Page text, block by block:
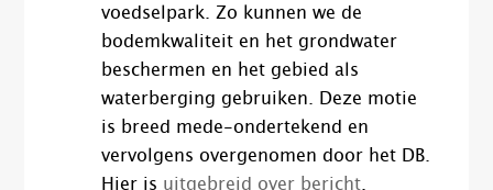
voedselpark. Zo kunnen we de
bodemkwaliteit en het grondwater
beschermen en het gebied als
waterberging gebruiken. Deze motie
is breed mede-ondertekend en
vervolgens overgenomen door het DB.
Hier is uitgebreid over bericht